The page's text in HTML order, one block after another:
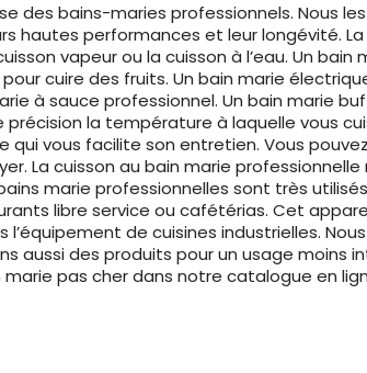
des bains-maries professionnels. Nous
hautes performances et leur longévité.
vapeur ou la cuisson à l’eau. Un
cuire des fruits. Un bain marie
à sauce professionnel. Un bain marie
la température à laquelle vous
vous facilite son entretien. Vous
La cuisson au bain marie
marie professionnelles sont très
libre service ou cafétérias. Cet
l’équipement de cuisines industrielles.
aussi des produits pour un usage
pas cher dans notre catalogue en